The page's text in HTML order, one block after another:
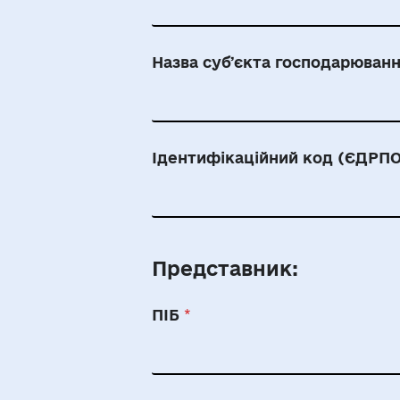
Назва субʼєкта
Ідентифікаційний код
Представник:
ПІБ *